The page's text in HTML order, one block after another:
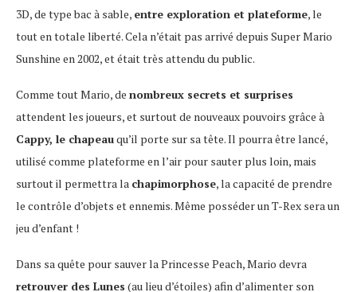
3D, de type bac à sable, entre exploration et plateforme, le
tout en totale liberté. Cela n’était pas arrivé depuis Super Mario
Sunshine en 2002, et était très attendu du public.
Comme tout Mario, de nombreux secrets et surprises
attendent les joueurs, et surtout de nouveaux pouvoirs grâce à
Cappy, le chapeauqu’il porte sur sa tête. Il pourra être lancé,
utilisé comme plateforme en l’air pour sauter plus loin, mais
surtout il permettra la chapimorphose, la capacité de prendre
le contrôle d’objets et ennemis. Même posséder un T-Rex sera un
jeu d’enfant !
Dans sa quête pour sauver la Princesse Peach, Mario devra
retrouver des Lunes (au lieu d’étoiles) afin d’alimenter son